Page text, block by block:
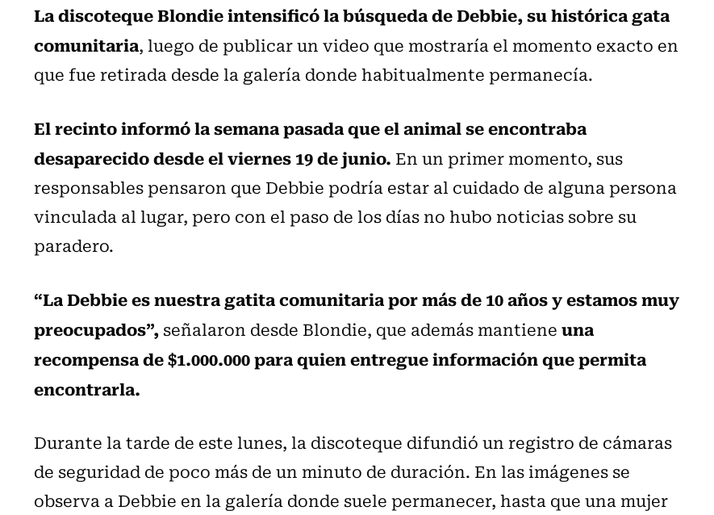
La discoteque Blondie intensificó la búsqueda de Debbie, su histórica gata
comunitaria, luego de publicar un video que mostraría el momento exacto en
que fue retirada desde la galería donde habitualmente permanecía.
El recinto informó la semana pasada que el animal se encontraba
desaparecido desde el viernes 19 de junio. En un primer momento, sus
responsables pensaron que Debbie podría estar al cuidado de alguna persona
vinculada al lugar, pero con el paso de los días no hubo noticias sobre su
paradero.
“La Debbie es nuestra gatita comunitaria por más de 10 años y estamos muy
preocupados”,señalaron desde Blondie, que además mantieneuna
recompensa de $1.000.000 para quien entregue información que permita
encontrarla.
Durante la tarde de este lunes, la discoteque difundió un registro de cámaras
de seguridad de poco más de un minuto de duración. En las imágenes se
observa a Debbie en la galería donde suele permanecer, hasta que una mujer